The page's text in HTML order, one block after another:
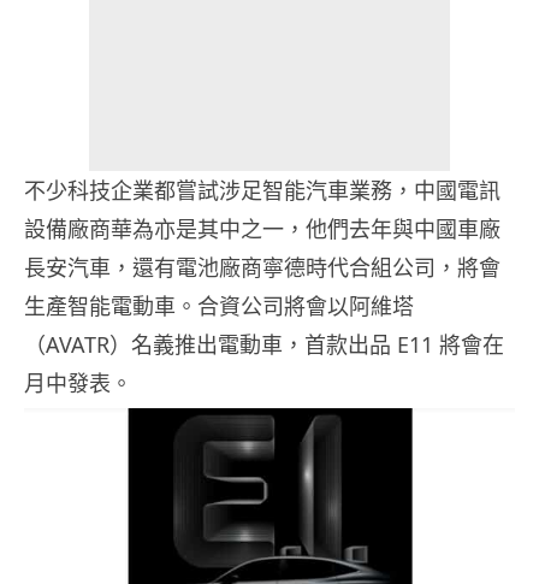
不少科技企業都嘗試涉足智能汽車業務，中國電訊
設備廠商華為亦是其中之一，他們去年與中國車廠
長安汽車，還有電池廠商寧德時代合組公司，將會
生產智能電動車。合資公司將會以阿維塔
（AVATR）名義推出電動車，首款出品 E11 將會在
月中發表。